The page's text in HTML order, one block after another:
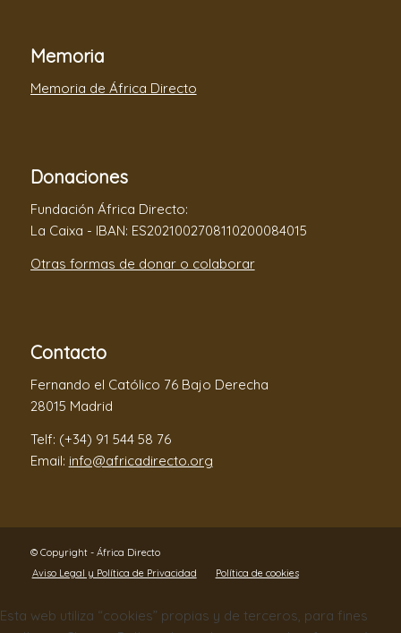
Memoria
Memoria de África Directo
Donaciones
Fundación África Directo:
La Caixa - IBAN: ES2021002708110200084015
Otras formas de donar o colaborar
Contacto
Fernando el Católico 76 Bajo Derecha
28015 Madrid
Telf: (+34) 91 544 58 76
Email: info@africadirecto.org
© Copyright - África Directo
Aviso Legal y Política de Privacidad
Política de cookies
Esta web utiliza “cookies” propias y de terceros, para fines